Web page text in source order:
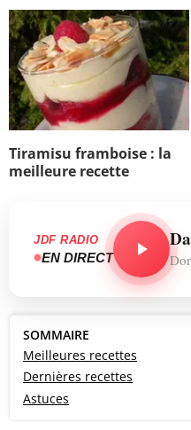
Tiramisu framboise : la
meilleure recette
JDF RADIO
EN DIRECT
SOMMAIRE
Meilleures recettes
Dernières recettes
Astuces